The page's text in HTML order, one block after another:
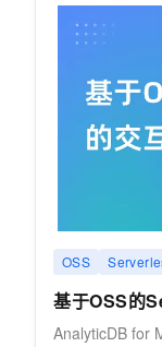
OSS
基于OSS的
AnalyticDB for